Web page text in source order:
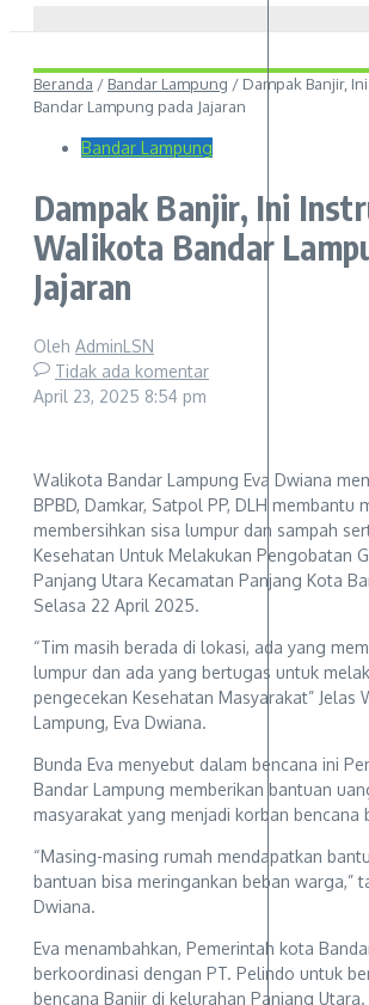
Beranda / Bandar Lampung / Dampak Banjir,
Bandar Lampung pada Jajaran
Bandar Lampung
Dampak Banjir, Ini
Walikota Bandar
Jajaran
Oleh AdminLSN
Tidak ada komentar
April 23, 2025 8:54 pm
Walikota Bandar Lampung Eva Dwiana
BPBD, Damkar, Satpol PP, DLH membantu
membersihkan sisa lumpur dan sampah
Kesehatan Untuk Melakukan Pengobatan
Panjang Utara Kecamatan Panjang Kota
Selasa 22 April 2025.
“Tim masih berada di lokasi, ada yang
lumpur dan ada yang bertugas untuk
pengecekan Kesehatan Masyarakat” Jelas
Lampung, Eva Dwiana.
Bunda Eva menyebut dalam bencana ini
Bandar Lampung memberikan bantuan
masyarakat yang menjadi korban bencana
“Masing-masing rumah mendapatkan
bantuan bisa meringankan beban warga,”
Dwiana.
Eva menambahkan, Pemerintah kota
berkoordinasi dengan PT. Pelindo untuk
bencana Banjir di kelurahan Panjang Utara.